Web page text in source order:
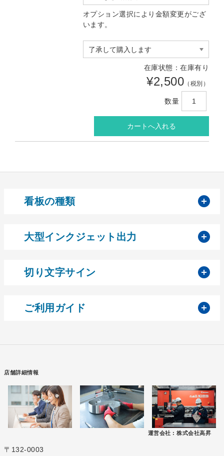
オプション選択により金額変更がござ
います。
在庫状態：在庫有り
¥2,500 （税別）
数量
看板の種類
大型インクジェット出力
切り文字サイン
ご利用ガイド
店舗詳細情報
運営会社 : 株式会社高昇
〒132-0003